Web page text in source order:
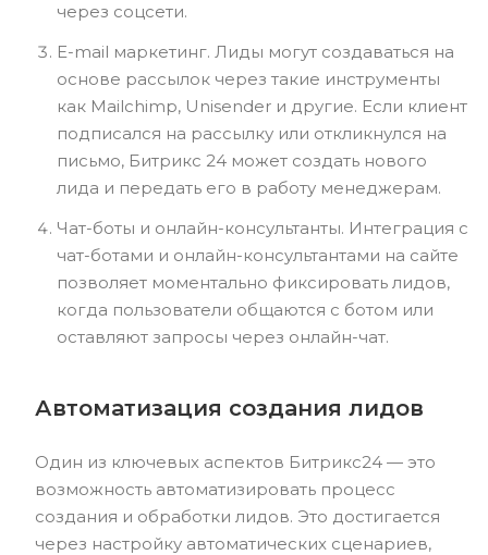
через соцсети.
E-mail маркетинг. Лиды могут создаваться на
основе рассылок через такие инструменты
как Mailchimp, Unisender и другие. Если клиент
подписался на рассылку или откликнулся на
письмо, Битрикс 24 может создать нового
лида и передать его в работу менеджерам.
Чат-боты и онлайн-консультанты. Интеграция с
чат-ботами и онлайн-консультантами на сайте
позволяет моментально фиксировать лидов,
когда пользователи общаются с ботом или
оставляют запросы через онлайн-чат.
Автоматизация создания лидов
Один из ключевых аспектов Битрикс24 — это
возможность автоматизировать процесс
создания и обработки лидов. Это достигается
через настройку автоматических сценариев,